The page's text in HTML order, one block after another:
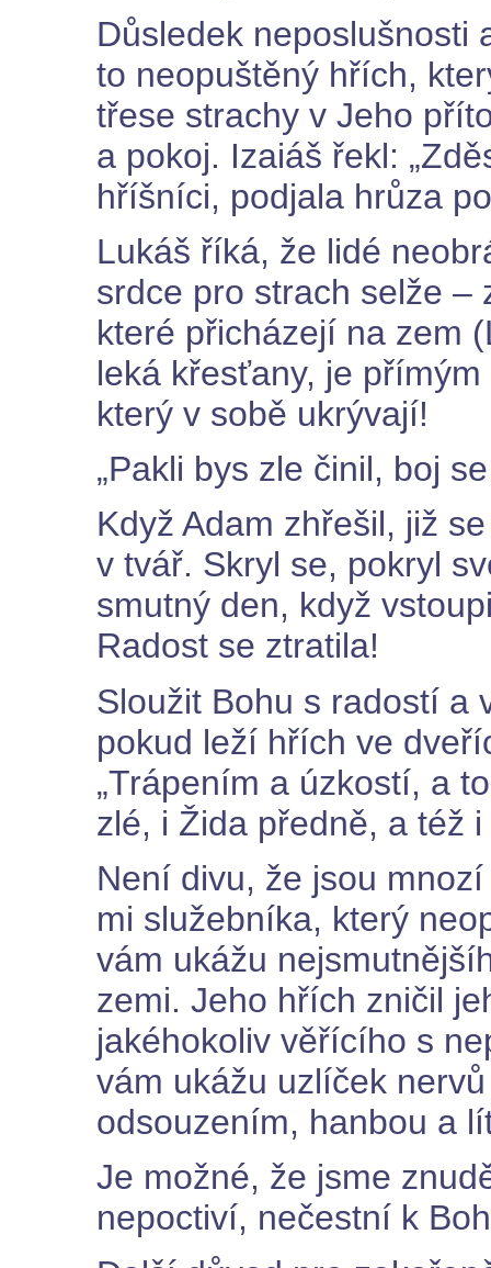
Důsledek neposlušnosti
to neopuštěný hřích,
třese strachy v Jeho
a pokoj. Izaiáš řekl:
hříšníci, podjala hrůza
Lukáš říká, že lidé
srdce pro strach selže –
které přicházejí na zem
leká křesťany, je
který v sobě ukrývají!
„Pakli bys zle činil, boj
Když Adam zhřešil, již
v tvář. Skryl se, pokryl
smutný den, když
Radost se ztratila!
Sloužit Bohu s radostí a
pokud leží hřích ve
„Trápením a úzkostí, a
zlé, i Žida předně, a též
Není divu, že jsou
mi služebníka, který
vám ukážu
zemi. Jeho hřích zničil
jakéhokoliv věřícího s
vám ukážu uzlíček
odsouzením, hanbou a
Je možné, že jsme
nepoctiví, nečestní k